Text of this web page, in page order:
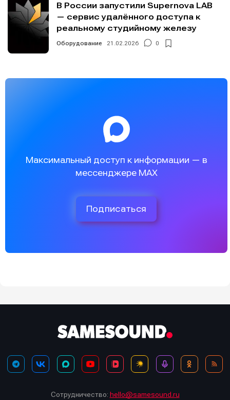
В России запустили Supernova LAB
— сервис удалённого доступа к
реальному студийному железу
Оборудование 21.02.2026 0
Максимальный доступ к информации — в
мессенджере MAX
Подписаться
Сотрудничество: hello@samesound.ru